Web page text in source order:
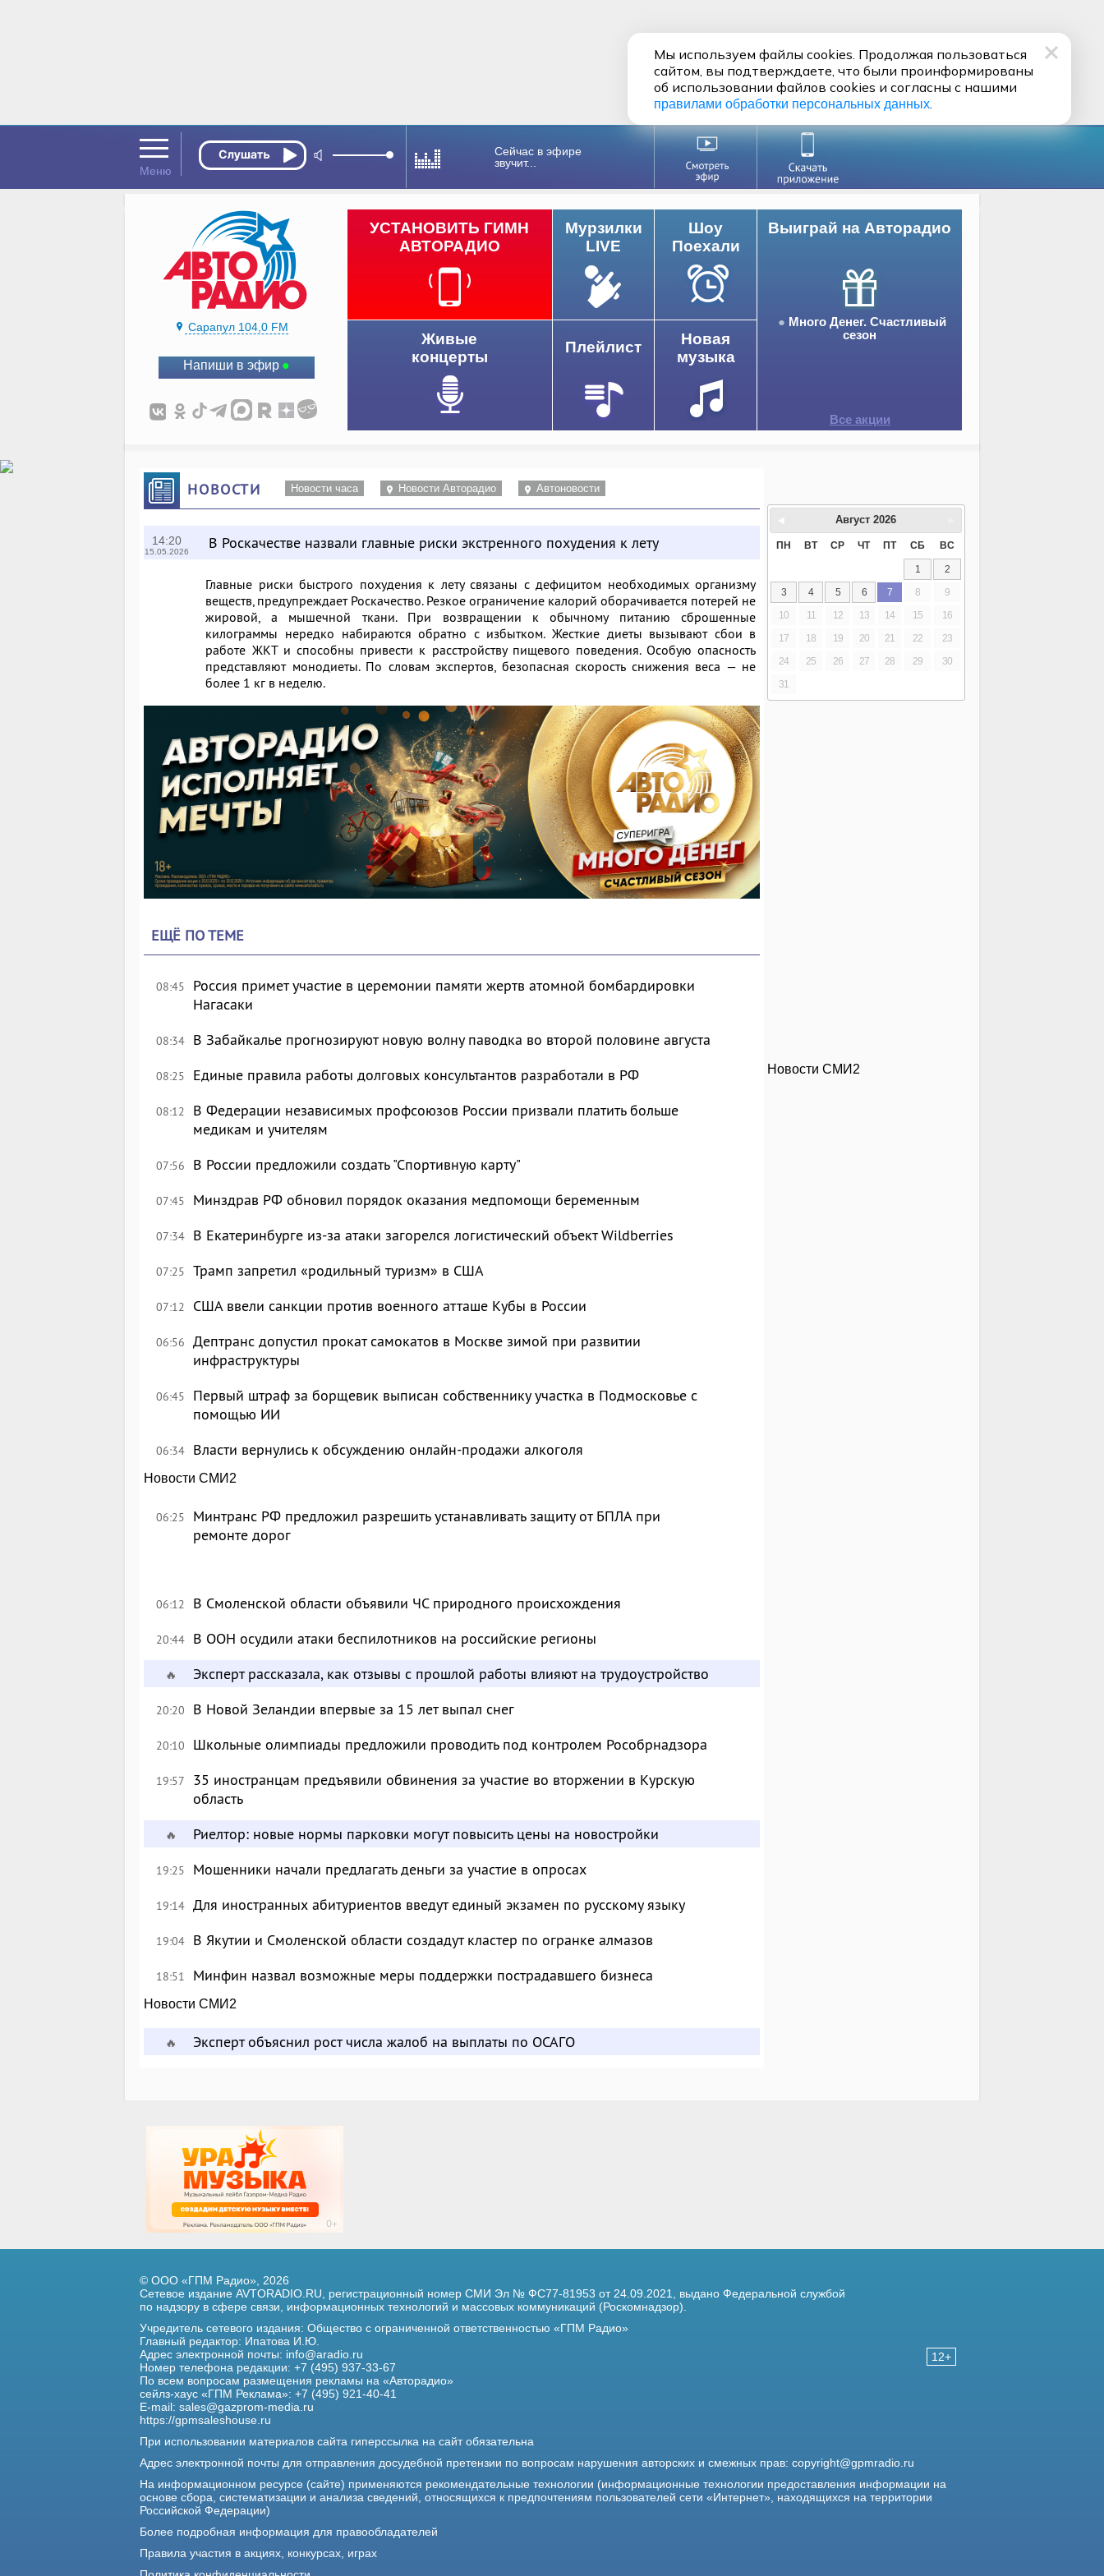
Сейчас в эфире
звучит...
Сарапул 104,0 FM
Напиши в эфир
Выиграй на Авторадио
Много Денег. Счастливый
сезон
Все акции
УСТАНОВИТЬ ГИМН
АВТОРАДИО
Мурзилки
LIVE
Шоу
Поехали
Живые
концерты
Плейлист
Новая
музыка
НОВОСТИ Новости часа Новости Авторадио Автоновости
14:20
15.05.2026 В Роскачестве назвали главные риски экстренного похудения к лету
Главные риски быстрого похудения к лету связаны с дефицитом необходимых организму
веществ, предупреждает Роскачество. Резкое ограничение калорий оборачивается потерей не
жировой, а мышечной ткани. При возвращении к обычному питанию сброшенные
килограммы нередко набираются обратно с избытком. Жесткие диеты вызывают сбои в
работе ЖКТ и способны привести к расстройству пищевого поведения. Особую опасность
представляют монодиеты. По словам экспертов, безопасная скорость снижения веса — не
более 1 кг в неделю.
ЕЩЁ ПО ТЕМЕ
08:45
Россия примет участие в церемонии памяти жертв атомной бомбардировки
Нагасаки
08:34 В Забайкалье прогнозируют новую волну паводка во второй половине августа
08:25 Единые правила работы долговых консультантов разработали в РФ
08:12
В Федерации независимых профсоюзов России призвали платить больше
медикам и учителям
07:56 В России предложили создать "Спортивную карту"
07:45 Минздрав РФ обновил порядок оказания медпомощи беременным
07:34 В Екатеринбурге из-за атаки загорелся логистический объект Wildberries
07:25 Трамп запретил «родильный туризм» в США
07:12 США ввели санкции против военного атташе Кубы в России
06:56 Дептранс допустил прокат самокатов в Москве зимой при развитии
инфраструктуры
06:45
Первый штраф за борщевик выписан собственнику участка в Подмосковье с
помощью ИИ
06:34 Власти вернулись к обсуждению онлайн-продажи алкоголя
Новости СМИ2
06:25
Минтранс РФ предложил разрешить устанавливать защиту от БПЛА при
ремонте дорог
06:12 В Смоленской области объявили ЧС природного происхождения
20:44 В ООН осудили атаки беспилотников на российские регионы
🔥 Эксперт рассказала, как отзывы с прошлой работы влияют на трудоустройство
20:20 В Новой Зеландии впервые за 15 лет выпал снег
20:10 Школьные олимпиады предложили проводить под контролем Рособрнадзора
19:57
35 иностранцам предъявили обвинения за участие во вторжении в Курскую
область
🔥 Риелтор: новые нормы парковки могут повысить цены на новостройки
19:25 Мошенники начали предлагать деньги за участие в опросах
19:14 Для иностранных абитуриентов введут единый экзамен по русскому языку
19:04 В Якутии и Смоленской области создадут кластер по огранке алмазов
18:51 Минфин назвал возможные меры поддержки пострадавшего бизнеса
Новости СМИ2
🔥 Эксперт объяснил рост числа жалоб на выплаты по ОСАГО
Август 2026
ПН ВТ СР ЧТ ПТ СБ ВС
1
2
3
4 5 6 7 8
9
10
11 12 13 14 15
16
17
18 19 20 21 22
23
24
25 26 27 28 29
30
31
Новости СМИ2
12+
© ООО «ГПМ Радио», 2026
Сетевое издание AVTORADIO.RU, регистрационный номер СМИ Эл № ФС77-81953 от 24.09.2021, выдано Федеральной службой
по надзору в сфере связи, информационных технологий и массовых коммуникаций (Роскомнадзор).
Учредитель сетевого издания: Общество с ограниченной ответственностью «ГПМ Радио»
Главный редактор: Ипатова И.Ю.
Адрес электронной почты: info@aradio.ru
Номер телефона редакции: +7 (495) 937-33-67
По всем вопросам размещения рекламы на «Авторадио»
сейлз-хаус «ГПМ Реклама»: +7 (495) 921-40-41
E-mail: sales@gazprom-media.ru
https://gpmsaleshouse.ru
При использовании материалов сайта гиперссылка на сайт обязательна
Адрес электронной почты для отправления досудебной претензии по вопросам нарушения авторских и смежных прав: copyright@gpmradio.ru
На информационном ресурсе (сайте) применяются рекомендательные технологии (информационные технологии предоставления информации на
основе сбора, систематизации и анализа сведений, относящихся к предпочтениям пользователей сети «Интернет», находящихся на территории
Российской Федерации)
Более подробная информация для правообладателей
Правила участия в акциях, конкурсах, играх
Мы используем файлы cookies. Продолжая пользоваться
сайтом, вы подтверждаете, что были проинформированы
об использовании файлов cookies и согласны с нашими
правилами обработки персональных данных.